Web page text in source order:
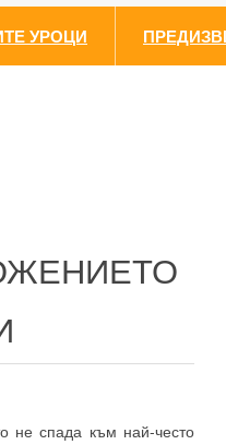
УРОЦИ
не спада към най-често